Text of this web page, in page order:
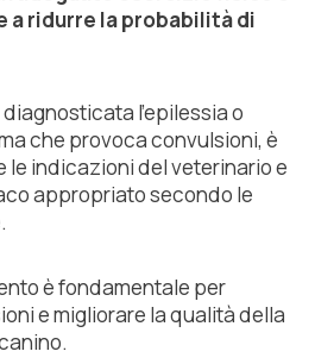
a ridurre la probabilità di
l'epilessia o
che provoca convulsioni, è
le indicazioni del veterinario e
appropriato secondo le
è fondamentale per
e migliorare la qualità della